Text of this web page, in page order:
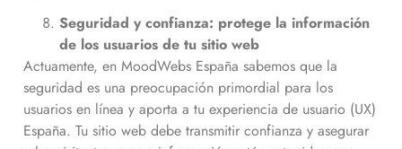
Seguridad y confianza: protege la información
de los usuarios de tu sitio web
Actuamente, en MoodWebs España sabemos que la
seguridad es una preocupación primordial para los
usuarios en línea y aporta a tu experiencia de usuario (UX)
España. Tu sitio web debe transmitir confianza y asegurar